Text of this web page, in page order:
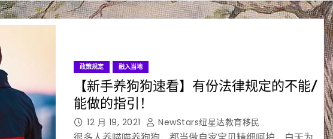
政策规定 融入当地
【新手养狗狗速看】有份法律规定的不能/
能做的指引！
12 月 19, 2021 NewStars纽星达教育移民